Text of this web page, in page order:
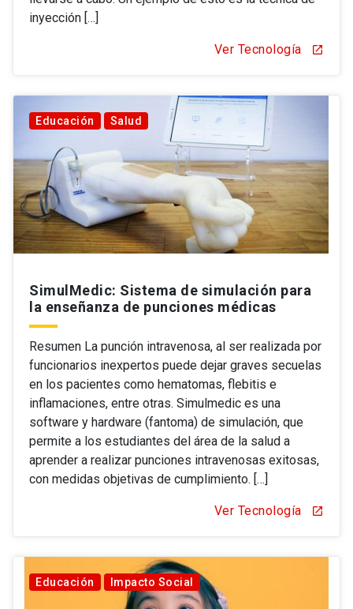
inyección […]
Ver Tecnología open_in_new
Educación Salud
SimulMedic: Sistema de simulación para
la enseñanza de punciones médicas
Resumen La punción intravenosa, al ser realizada por
funcionarios inexpertos puede dejar graves secuelas
en los pacientes como hematomas, flebitis e
inflamaciones, entre otras. Simulmedic es una
software y hardware (fantoma) de simulación, que
permite a los estudiantes del área de la salud a
aprender a realizar punciones intravenosas exitosas,
con medidas objetivas de cumplimiento. […]
Ver Tecnología open_in_new
Educación Impacto Social